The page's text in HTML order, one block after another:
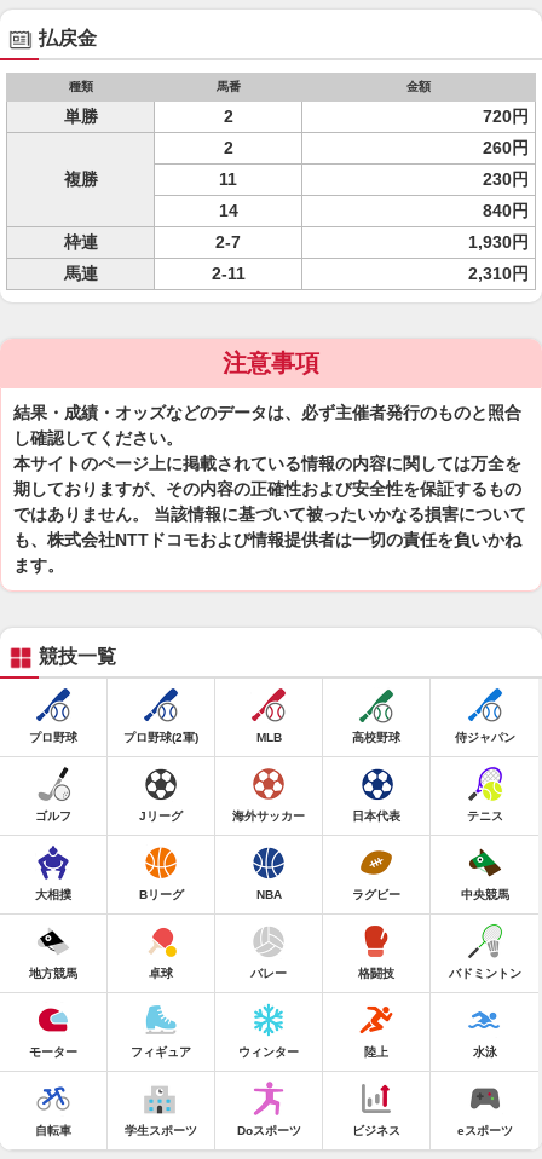
払戻金
種類 馬番 金額
単勝 2 720円
複勝
2
260円
11
230円
14
840円
枠連
2-7
1,930円
馬連
2-11 2,310円
注意事項
結果・成績・オッズなどのデータは、必ず主催者発行のものと照合
し確認してください。
本サイトのページ上に掲載されている情報の内容に関しては万全を
期しておりますが、その内容の正確性および安全性を保証するもの
ではありません。 当該情報に基づいて被ったいかなる損害について
も、株式会社NTTドコモおよび情報提供者は一切の責任を負いかね
ます。
競技一覧
プロ野球 プロ野球(2軍) MLB 高校野球 侍ジャパン
ゴルフ Jリーグ 海外サッカー 日本代表 テニス
大相撲 Bリーグ NBA ラグビー 中央競馬
地方競馬 卓球 バレー 格闘技 バドミントン
モーター フィギュア ウィンター 陸上 水泳
自転車 学生スポーツ Doスポーツ ビジネス eスポーツ